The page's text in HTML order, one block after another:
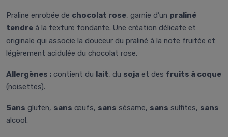
Praline enrobée de chocolat rose, garnie d’un praliné
tendre à la texture fondante. Une création délicate et
originale qui associe la douceur du praliné à la note fruitée et
légèrement acidulée du chocolat rose.
Allergènes : contient du lait, du soja et des fruits à coque
(noisettes).
Sans gluten, sans œufs, sans sésame, sans sulfites, sans
alcool.